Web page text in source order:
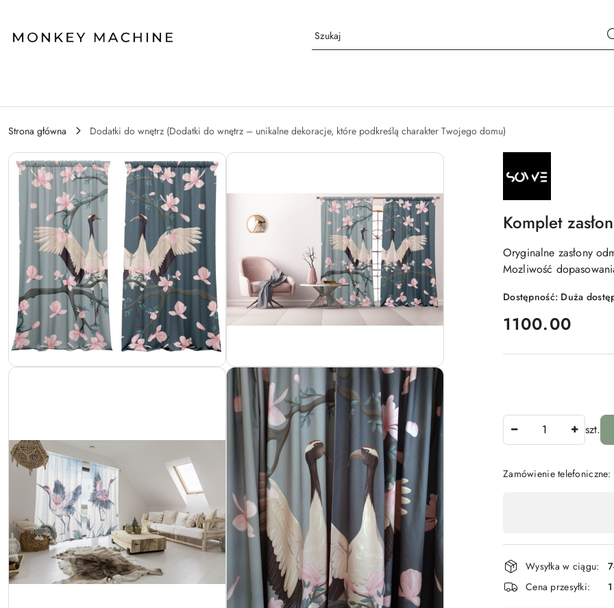
Strona główna
Dodatki do wnętrz (Dodatki do wnętrz – unikalne dekoracje, które podkreślą charakter Twojego domu)
NAZWA
SOWE
Komplet
Oryginalne zasłony
Mozliwość
Dostępność: Duża
cena:
1100.00
szt.
Zamówienie
płatność
i
dostawa
Wysyłka w ciągu:
Cena przesyłki: